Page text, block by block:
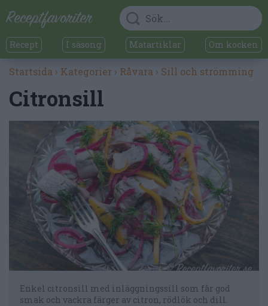
Recept I säsong Matartiklar Om kocken
Startsida › Kategorier › Råvara › Sill och strömming
Citronsill
Enkel citronsill med inläggningssill som får god
smak och vackra färger av citron, rödlök och dill.